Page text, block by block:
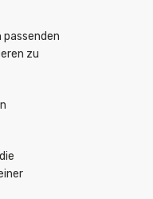
zu